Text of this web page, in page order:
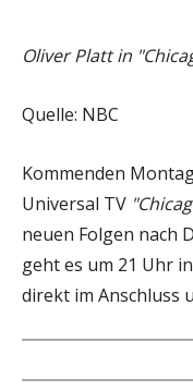
Oliver Platt in
Quelle: NBC
Kommenden
Universal TV
neuen Folgen nach
geht es um 21 Uhr
direkt im Anschluss